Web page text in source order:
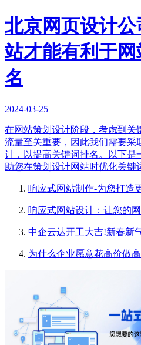
北京网页设计
站才能有利于
名
2024-03-25
在网站策划设计阶段，考虑到关
流量至关重要，因此我们需要采
计，以提高关键词排名。以下是
助您在策划设计网站时优化关键
响应式网站制作-为您打造
响应式网站设计：让您的
中企云达开工大吉!新春新
为什么企业愿意花高价做